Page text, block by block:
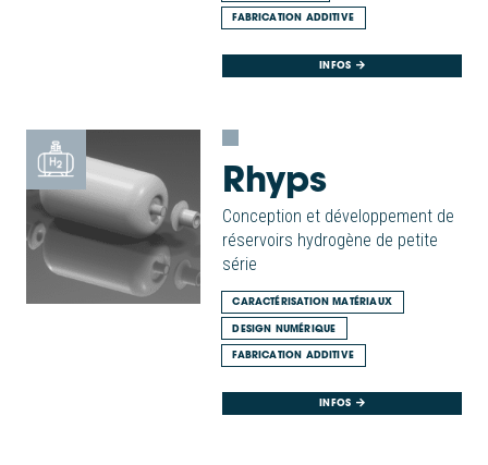
FABRICATION ADDITIVE
INFOS
Rhyps
Conception et développement de
réservoirs hydrogène de petite
série
CARACTÉRISATION MATÉRIAUX
DESIGN NUMÉRIQUE
FABRICATION ADDITIVE
INFOS